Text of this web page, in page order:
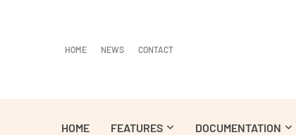
HOME NEWS CONTACT
HOME FEATURES DOCUMENTATION